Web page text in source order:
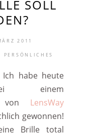
SOLL
2011
PERSÖNLICHES
habe heute
einem
von LensWay
gewonnen!
Brille total